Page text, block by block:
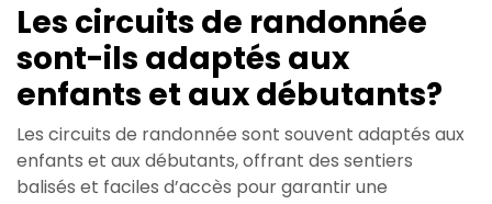
Les circuits de randonnée
sont-ils adaptés aux
enfants et aux débutants?
Les circuits de randonnée sont souvent adaptés aux
enfants et aux débutants, offrant des sentiers
balisés et faciles d’accès pour garantir une